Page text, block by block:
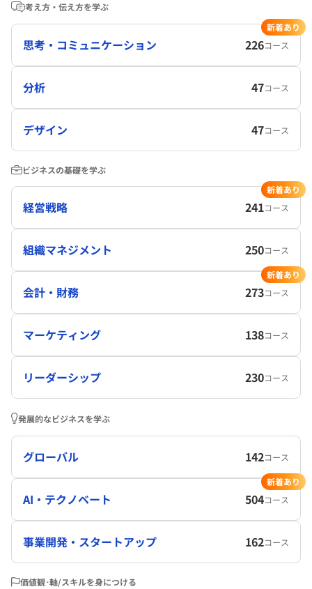
考え方・伝え方を学ぶ
思考・コミュニケーション 226コース
新着あり
分析 47コース
デザイン 47コース
ビジネスの基礎を学ぶ
経営戦略 241コース
新着あり
組織マネジメント 250コース
会計・財務 273コース
新着あり
マーケティング 138コース
リーダーシップ 230コース
発展的なビジネスを学ぶ
グローバル 142コース
AI・テクノベート 504コース
新着あり
事業開発・スタートアップ 162コース
価値観･軸/スキルを身につける